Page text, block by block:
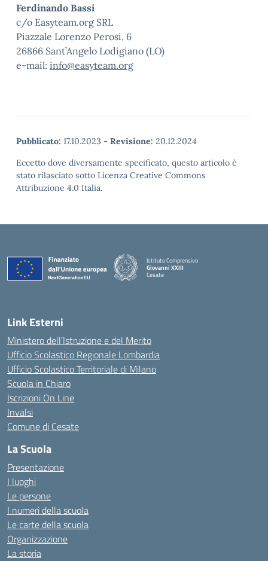
Ferdinando Bassi
c/o Easyteam.org SRL
Piazzale Lorenzo Perosi, 6
26866 Sant’Angelo Lodigiano (LO)
e-mail: info@easyteam.org
Pubblicato: 17.10.2023 - Revisione: 20.12.2024
Eccetto dove diversamente specificato, questo articolo è
stato rilasciato sotto Licenza Creative Commons
Attribuzione 4.0 Italia.
Istituto Comprensivo
Giovanni XXIII
Cesate
Link Esterni
Ministero dell’Istruzione e del Merito
Ufficio Scolastico Regionale Lombardia
Ufficio Scolastico Territoriale di Milano
Scuola in Chiaro
Iscrizioni On Line
Invalsi
Comune di Cesate
La Scuola
Presentazione
I luoghi
Le persone
I numeri della scuola
Le carte della scuola
Organizzazione
La storia